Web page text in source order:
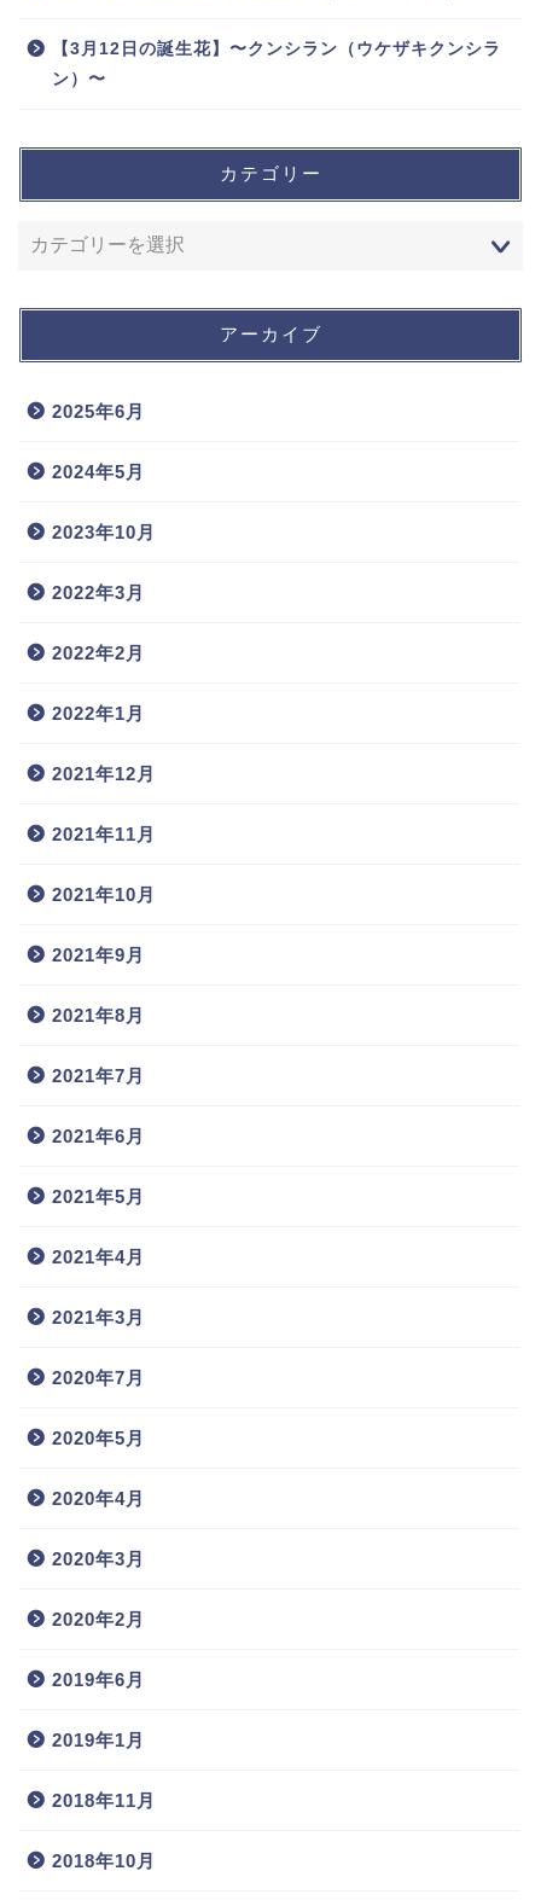
【3月12日の誕生花】〜クンシラン（ウケザキクンシラ
ン）〜
カテゴリー
アーカイブ
2025年6月
2024年5月
2023年10月
2022年3月
2022年2月
2022年1月
2021年12月
2021年11月
2021年10月
2021年9月
2021年8月
2021年7月
2021年6月
2021年5月
2021年4月
2021年3月
2020年7月
2020年5月
2020年4月
2020年3月
2020年2月
2019年6月
2019年1月
2018年11月
2018年10月